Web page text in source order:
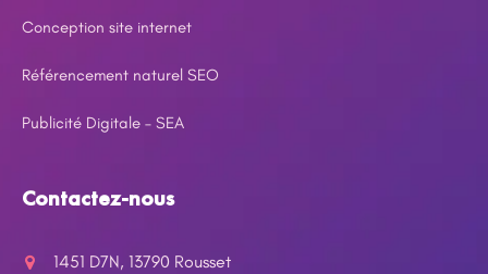
Conception site internet
Référencement naturel SEO
Publicité Digitale – SEA
Contactez-nous
1451 D7N, 13790 Rousset